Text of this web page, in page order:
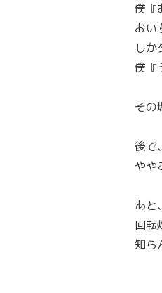
僕『
おい
しか
僕『
その
後で
やや
あと
回転
知ら